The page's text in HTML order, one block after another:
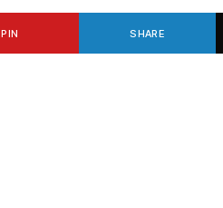
PIN SHARE